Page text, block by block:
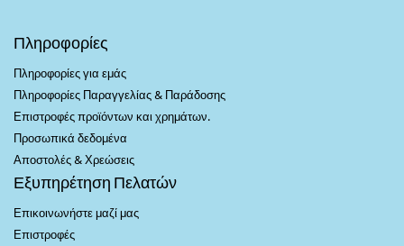
Πληροφορίες
Πληροφορίες για εμάς
Πληροφορίες Παραγγελίας & Παράδοσης
Επιστροφές προϊόντων και χρημάτων.
Προσωπικά δεδομένα
Αποστολές & Χρεώσεις
Εξυπηρέτηση Πελατών
Επικοινωνήστε μαζί μας
Επιστροφές